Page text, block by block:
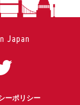
ーポリシー